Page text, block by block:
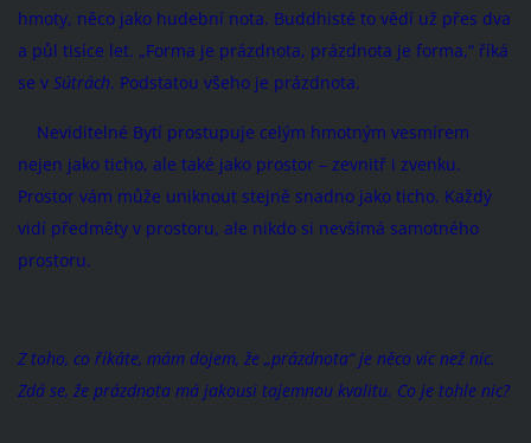
hmoty, něco jako hudební nota. Buddhisté to vědí už přes dva
a půl tisíce let. „Forma je prázdnota, prázdnota je forma,“ říká
se v Sútrách. Podstatou všeho je prázdnota.
Neviditelné Bytí prostupuje celým hmotným vesmírem
nejen jako ticho, ale také jako prostor – zevnitř i zvenku.
Prostor vám může uniknout stejně snadno jako ticho. Každý
vidí předměty v prostoru, ale nikdo si nevšímá samotného
prostoru.
Z toho, co říkáte, mám dojem, že „prázdnota“ je něco víc než nic.
Zdá se, že prázdnota má jakousi tajemnou kvalitu. Co je tohle nic?